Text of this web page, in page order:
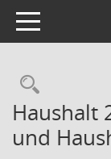
Toggle navigation
Haushalt
und